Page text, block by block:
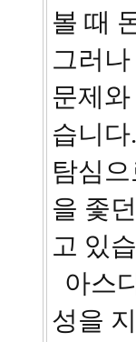
볼 때
그러
문제
습니
탐심
을 좇
고 있
아스
성을